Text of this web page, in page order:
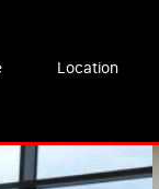
Location